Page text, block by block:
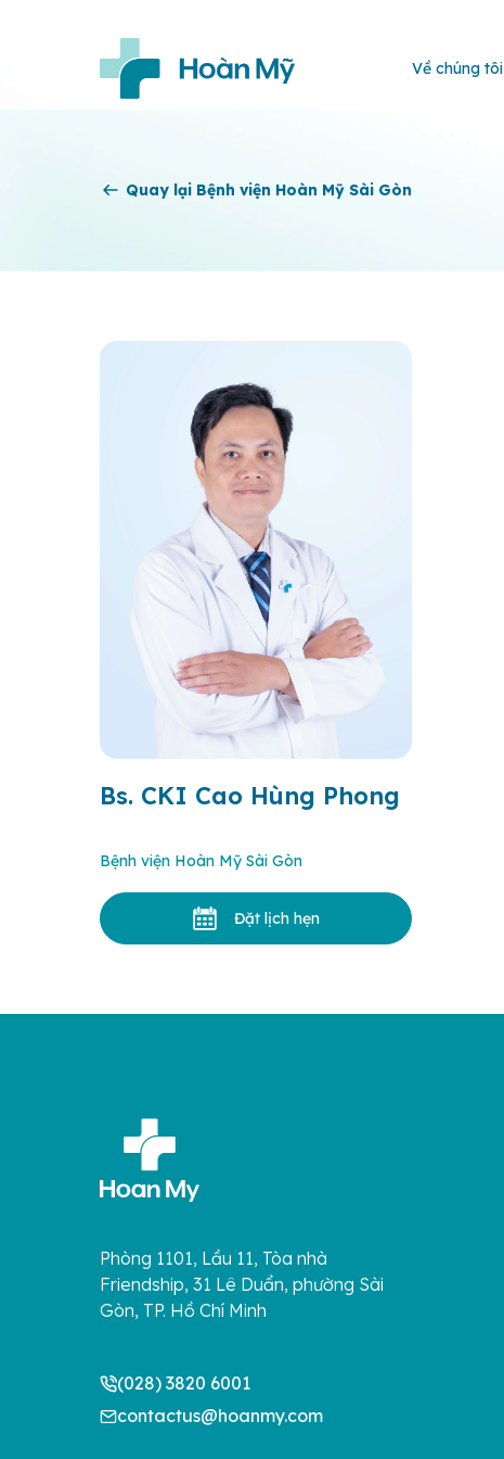
Về chúng tôi
Quay lại Bệnh viện Hoàn Mỹ Sài Gòn
Bs. CKI Cao Hùng Phong
Bệnh viện Hoàn Mỹ Sài Gòn
Đặt lịch hẹn
Phòng 1101, Lầu 11, Tòa nhà
Friendship, 31 Lê Duẩn, phường Sài
Gòn, TP. Hồ Chí Minh
(028) 3820 6001
contactus@hoanmy.com